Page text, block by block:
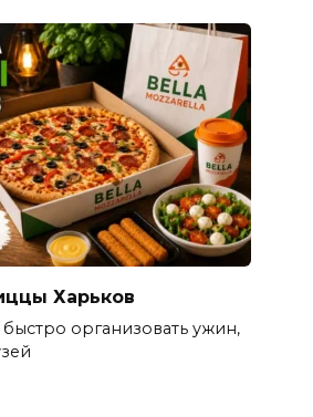
Харьков
быстро организовать ужин,